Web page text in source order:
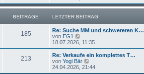
g
r
B
e
i
t
a
g
u
e
s
r
e
i
t
r
a
BEITRÄGE LETZTER BEITRAG
185
Re: Suche MM und schwereren K…
von EG1
e
u
e
s
t
18.07.2026, 11:35
213
Re: Verkaufe ein komplettes T…
von Yogi Bär
e
u
24.04.2026, 21:44